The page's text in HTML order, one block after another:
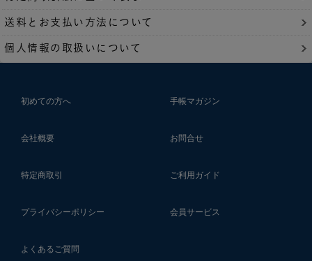
送料とお支払い方法について
個人情報の取扱いについて
初めての方へ 手帳マガジン
会社概要 お問合せ
特定商取引 ご利用ガイド
プライバシーポリシー 会員サービス
よくあるご質問